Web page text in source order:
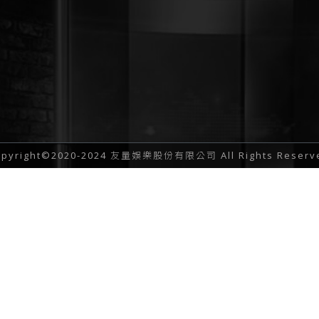
2024 友量娛樂股份有限公司 All Rights